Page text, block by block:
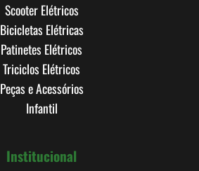
Scooter Elétricos
Bicicletas Elétricas
Patinetes Elétricos
Triciclos Elétricos
Peças e Acessórios
Infantil
Institucional